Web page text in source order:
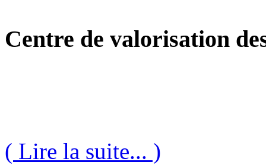
Centre de valorisation
( Lire la suite... )